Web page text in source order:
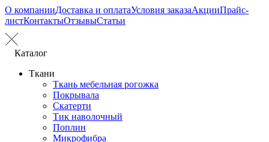
О компанииДоставка и оплатаУсловия заказаАкцииПрайс-
листКонтактыОтзывыСтатьи
Каталог
Ткани
Ткань мебельная рогожка
Покрывала
Скатерти
Тик наволочный
Поплин
Микрофибра